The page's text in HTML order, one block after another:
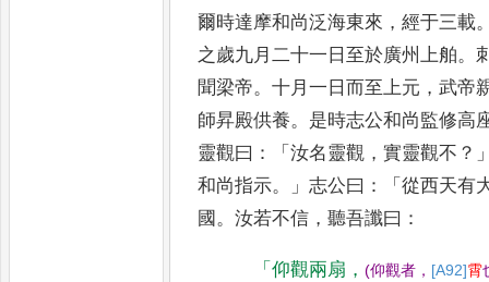
爾時達摩和尚泛海東來 ，經于三載
之歲九月二十一日至於廣州上舶。
聞梁帝。十月一日而至上元 ，武帝
師昇殿供養。 是時志公和尚監修高
靈觀曰 ：「汝名靈觀 ，實靈觀不 ？
和尚指示。」志公曰 ：「從西天有
國 。汝若不信 ，聽吾讖曰 ：
「仰觀兩扇 ，(仰觀者 ， [A92]霄